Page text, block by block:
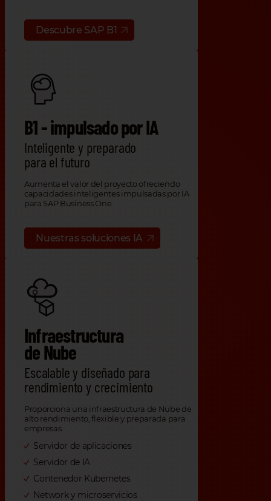
Descubre SAP B1
B1 - impulsado por IA
Inteligente y preparado
para el futuro
Aumenta el valor del proyecto ofreciendo
capacidades inteligentes impulsadas por IA
para SAP Business One.
Nuestras soluciones IA
Infraestructura
de Nube
Escalable y diseñado para
rendimiento y crecimiento
Proporciona una infraestructura de Nube de
alto rendimiento, flexible y preparada para
empresas.
Servidor de aplicaciones
Servidor de IA
Contenedor Kubernetes
Network y microservicios